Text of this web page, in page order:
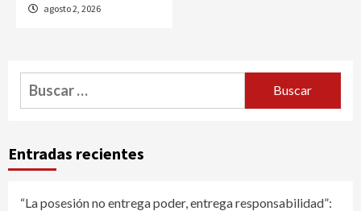
agosto 2, 2026
Buscar:
Entradas recientes
“La posesión no entrega poder, entrega responsabilidad”: